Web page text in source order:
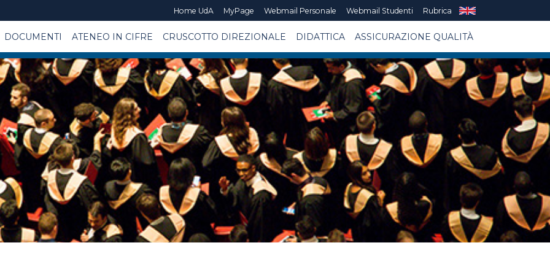
Home UdA MyPage Webmail Personale Webmail Studenti Rubrica
DOCUMENTI ATENEO IN CIFRE CRUSCOTTO DIREZIONALE DIDATTICA ASSICURAZIONE QUALITÀ